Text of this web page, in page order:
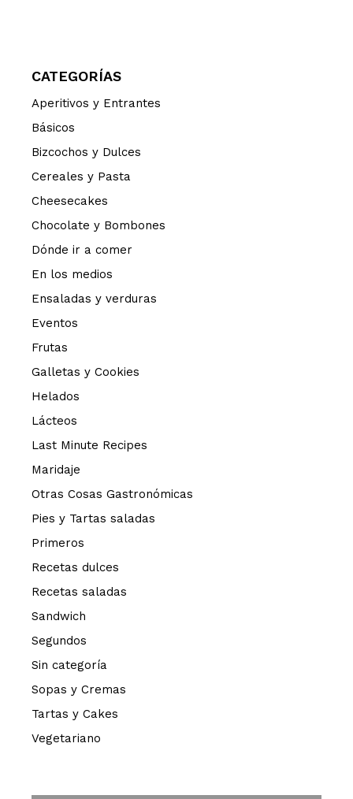
CATEGORÍAS
Aperitivos y Entrantes
Básicos
Bizcochos y Dulces
Cereales y Pasta
Cheesecakes
Chocolate y Bombones
Dónde ir a comer
En los medios
Ensaladas y verduras
Eventos
Frutas
Galletas y Cookies
Helados
Lácteos
Last Minute Recipes
Maridaje
Otras Cosas Gastronómicas
Pies y Tartas saladas
Primeros
Recetas dulces
Recetas saladas
Sandwich
Segundos
Sin categoría
Sopas y Cremas
Tartas y Cakes
Vegetariano